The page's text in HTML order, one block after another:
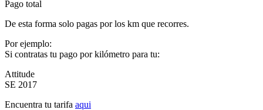
Pago total
De esta forma solo pagas por los km que recorres.
Por ejemplo:
Si contratas tu pago por kilómetro para tu:
Attitude
SE 2017
Encuentra tu tarifa aqui